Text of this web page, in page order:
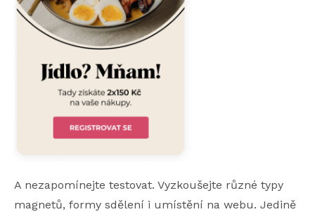
A nezapomínejte testovat. Vyzkoušejte různé typy
magnetů, formy sdělení i umístění na webu. Jedině